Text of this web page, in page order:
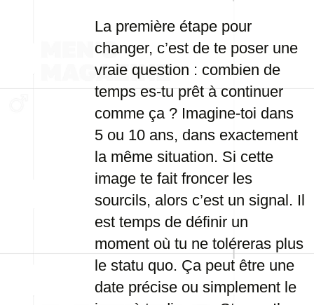
La première étape pour
changer, c’est de te poser une
vraie question : combien de
temps es-tu prêt à continuer
comme ça ? Imagine-toi dans
5 ou 10 ans, dans exactement
la même situation. Si cette
image te fait froncer les
sourcils, alors c’est un signal. Il
est temps de définir un
moment où tu ne toléreras plus
le statu quo. Ça peut être une
date précise ou simplement le